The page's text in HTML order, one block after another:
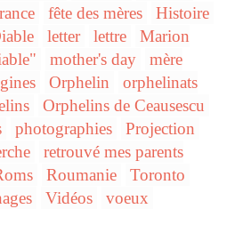
fête des mères
Histoire
letter lettre
Marion
mother's day
mère
Orphelin
orphelinats
Orphelins de Ceausescu
photographies
Projection
retrouvé mes parents
Roumanie
Toronto
Vidéos voeux